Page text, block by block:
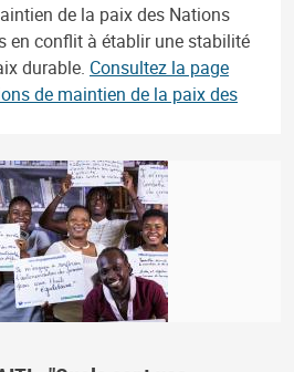
de la paix des Nations
en conflit à établir une stabilité
durable. Consultez la page
de maintien de la paix des